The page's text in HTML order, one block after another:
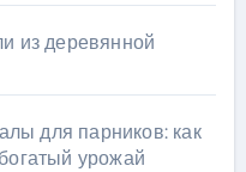
из деревянной
для парников: как
урожай